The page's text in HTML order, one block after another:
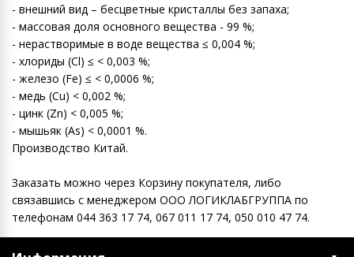
- внешний вид – бесцветные кристаллы без запаха;
- массовая доля основного вещества - 99 %;
- нерастворимые в воде вещества ≤ 0,004 %;
- хлориды (Cl) ≤ < 0,003 %;
- железо (Fe) ≤ < 0,0006 %;
- медь (Cu) < 0,002 %;
- цинк (Zn) < 0,005 %;
- мышьяк (Аs) < 0,0001 %.
Производство Китай.
Заказать можно через Корзину покупателя, либо
связавшись с менеджером ООО ЛОГИКЛАБГРУППА по
телефонам 044 363 17 74, 067 011 17 74, 050 010 47 74.